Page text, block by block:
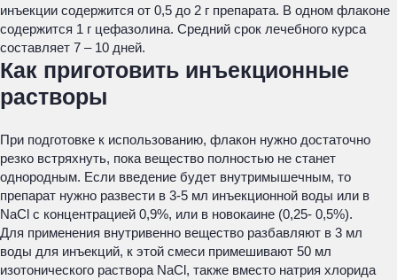
инъекции содержится от 0,5 до 2 г препарата. В одном флаконе
содержится 1 г цефазолина. Средний срок лечебного курса
составляет 7 – 10 дней.
Как приготовить инъекционные
растворы
При подготовке к использованию, флакон нужно достаточно
резко встряхнуть, пока вещество полностью не станет
однородным. Если введение будет внутримышечным, то
препарат нужно развести в 3-5 мл инъекционной воды или в
NaCl с концентрацией 0,9%, или в новокаине (0,25- 0,5%).
Для применения внутривенно вещество разбавляют в 3 мл
воды для инъекций, к этой смеси примешивают 50 мл
изотонического раствора NaCl, также вместо натрия хлорида